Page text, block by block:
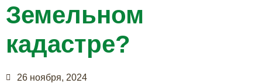
Земельном
кадастре?
26 ноября, 2024